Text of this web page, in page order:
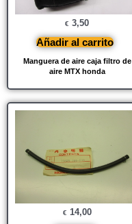
Manguera de aire caja filtro de
aire MTX honda
€ 3,50
Añadir al carrito
€ 14,00